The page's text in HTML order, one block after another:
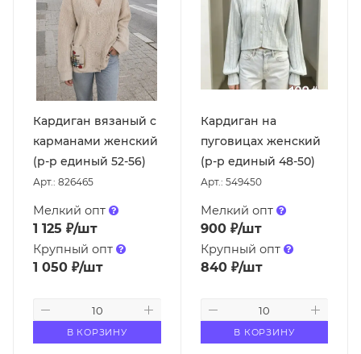
Кардиган вязаный с
карманами женский
(р-р единый 52-56)
Арт.: 826465
Мелкий опт
1 125 ₽/шт
Крупный опт
1 050 ₽/шт
В КОРЗИНУ
Кардиган на
пуговицах женский
(р-р единый 48-50)
Арт.: 549450
Мелкий опт
900₽/шт
Крупный опт
840₽/шт
В КОРЗИНУ